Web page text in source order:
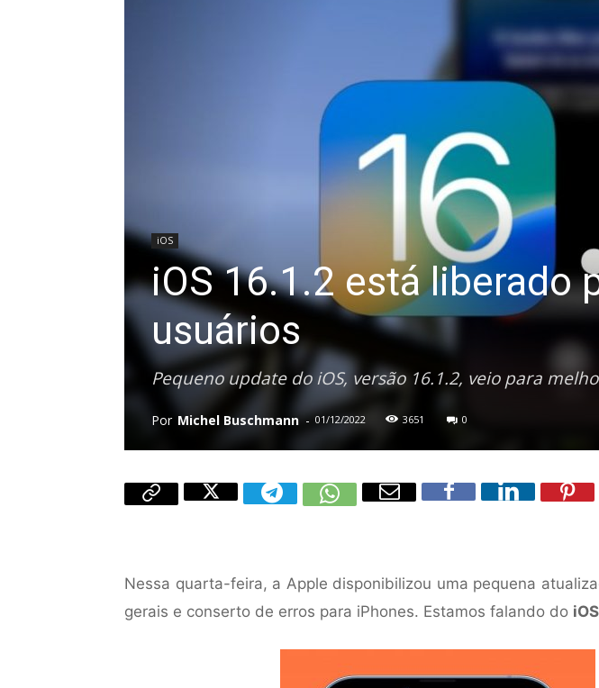
iOS
iOS 16.1.2 está liberado
usuários
Pequeno update do iOS, versão 16.1.2, veio para
Por Michel Buschmann- 01/12/2022 3651 0
Nessa quarta-feira, a Apple disponibilizou uma pequena
gerais e conserto de erros para iPhones. Estamos falando do